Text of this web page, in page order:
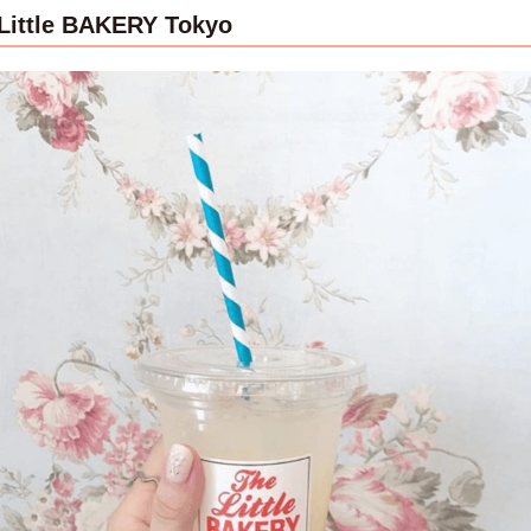
BAKERY Tokyo